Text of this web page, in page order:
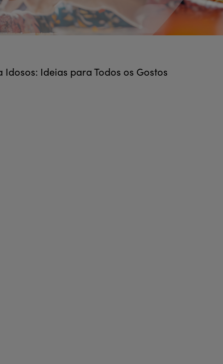
Ideias para Todos os Gostos